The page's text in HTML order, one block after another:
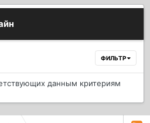
ФИЛЬТР
данным критериям